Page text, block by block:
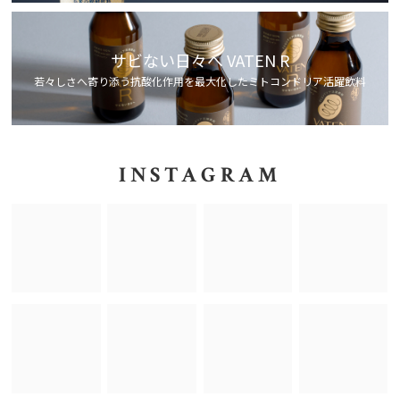
サビない日々へ VATEN R
若々しさへ寄り添う抗酸化作用を最大化したミトコンドリア活躍飲料
INSTAGRAM